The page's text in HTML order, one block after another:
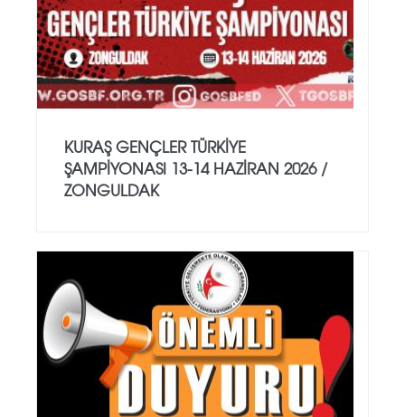
KURAŞ GENÇLER TÜRKİYE
ŞAMPİYONASI 13-14 HAZİRAN 2026 /
ZONGULDAK